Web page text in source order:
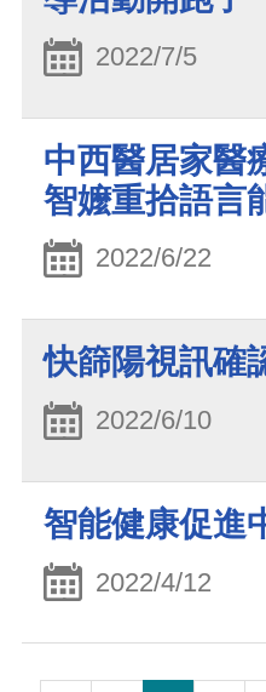
2022/7/5
中西醫居家醫
智嬤重拾語言
2022/6/22
快篩陽視訊確
2022/6/10
智能健康促進
2022/4/12